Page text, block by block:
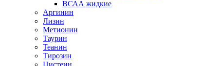
ВСАА жидкие
Аргинин
Лизин
Метионин
Таурин
Теанин
Тирозин
Цистеин